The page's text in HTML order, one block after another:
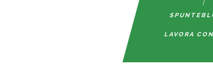
LAVORA